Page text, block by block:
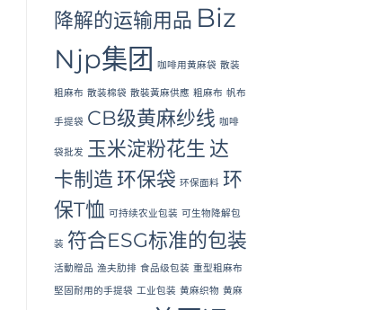
降解的运输用品 Biz
Njp集团
咖啡用黄麻袋 散装
粗麻布 散装棉袋 散裝黃麻供應 粗麻布 帆布
手提袋 CB级黄麻纱线 咖啡
袋批发 玉米淀粉花生 达
卡制造 环保袋 环保面料 环
保T恤 可持续农业包装 可生物降解包
装 符合ESG标准的包装
活動贈品 渔夫肋排 食品级包装 重型粗麻布
堅固耐用的手提袋 工业包装 黄麻织物 黄麻